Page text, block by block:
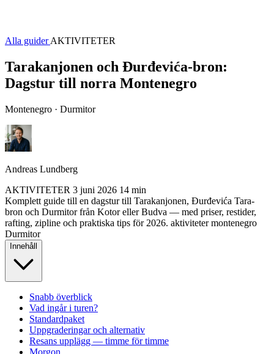
Alla guiderAKTIVITETER
Tarakanjonen och Đurđevića-bron:
Dagstur till norra Montenegro
Montenegro · Durmitor
Andreas Lundberg
AKTIVITETER 3 juni 2026 14 min
Komplett guide till en dagstur till Tarakanjonen, Đurđevića Tara-
bron och Durmitor från Kotor eller Budva — med priser, restider,
rafting, zipline och praktiska tips för 2026. aktiviteter montenegro
Durmitor
Innehåll
Snabb överblick
Vad ingår i turen?
Standardpaket
Uppgraderingar och alternativ
Resans upplägg — timme för timme
Morgon